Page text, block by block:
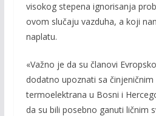
visokog stepena ignorisanja
ovom slučaju vazduha, a koji
naplatu.
«Važno je da su članovi
dodatno upoznati sa
termoelektrana u Bosni i
da su bili posebno ganuti ličnim